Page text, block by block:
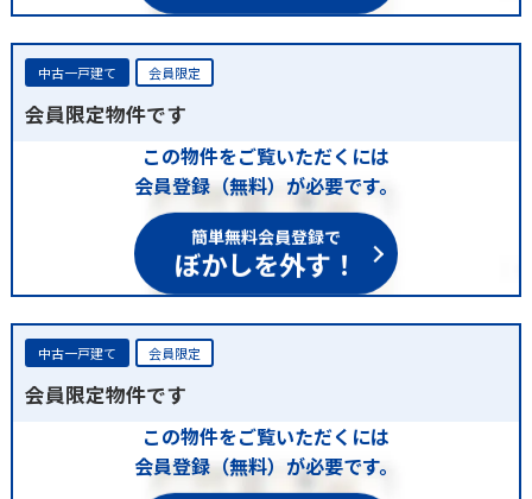
中古一戸建て 会員限定
会員限定物件です
この物件をご覧いただくには
会員登録（無料）が必要です。
簡単無料会員登録で
ぼかしを外す！
中古一戸建て 会員限定
会員限定物件です
この物件をご覧いただくには
会員登録（無料）が必要です。